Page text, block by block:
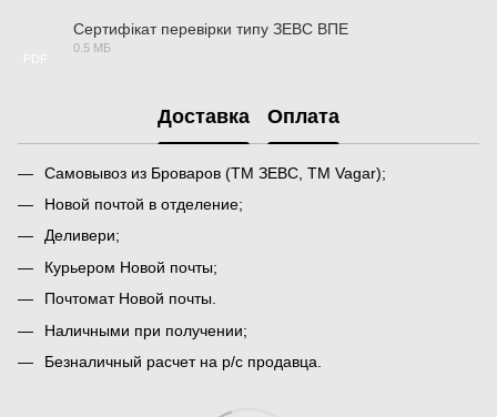
Сертифікат перевірки типу ЗЕВС ВПЕ
0.5 МБ
Доставка Оплата
Самовывоз из Броваров (ТМ ЗЕВС, ТМ Vagar);
Новой почтой в отделение;
Деливери;
Курьером Новой почты;
Почтомат Новой почты.
Наличными при получении;
Безналичный расчет на р/с продавца.